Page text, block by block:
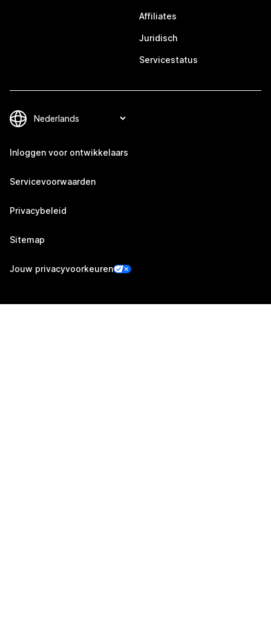
Affiliates
Juridisch
Servicestatus
Inloggen voor ontwikkelaars
Servicevoorwaarden
Privacybeleid
Sitemap
Jouw privacyvoorkeuren